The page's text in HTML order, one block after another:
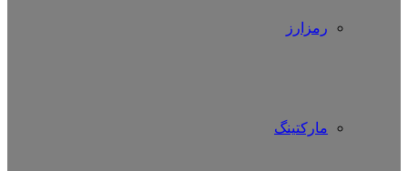
رمزارز
مارکتینگ